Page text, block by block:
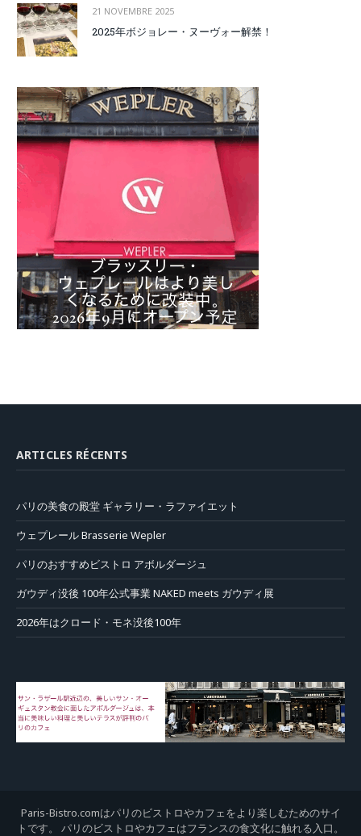
21 NOVEMBRE 2025
2025年ボジョレー・ヌーヴォー解禁！
ARTICLES RÉCENTS
パリの美食の殿堂 ギャラリー・ラファイエット
ウェプレール Brasserie Wepler
パリのおすすめビストロ アボルダージュ
ガウディ没後 100年公式事業 NAKED meets ガウディ展
2026年はクロード・モネ没後100年
Paris-Bistro.comはパリのビストロやカフェをより楽しむためのサイ
トです。 パリのビストロやカフェはフランスの食文化に触れる入口。